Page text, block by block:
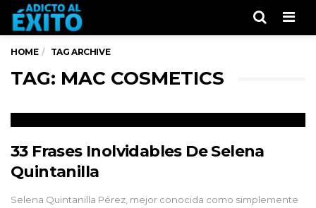
HOME TAG ARCHIVE
TAG: MAC COSMETICS
33 Frases Inolvidables De Selena
Quintanilla
Selena Quintanilla Pérez, mejor conocida como simplemente